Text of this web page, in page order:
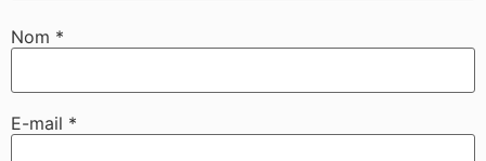
Nom *
E-mail *